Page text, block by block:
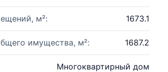
м²: 1673.1
имущества, м²: 1687.2
Многоквартирный дом